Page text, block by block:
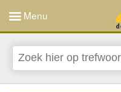
Menu